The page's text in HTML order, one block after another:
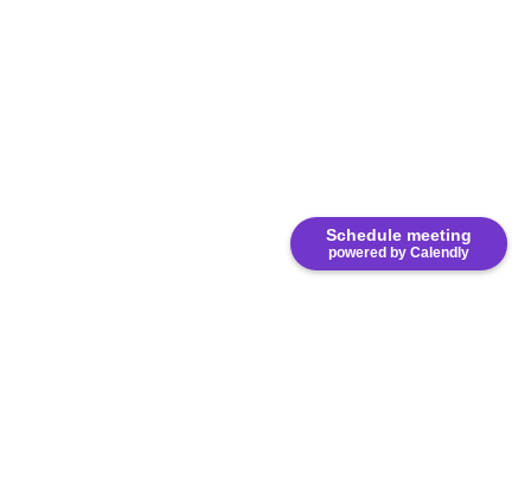
Schedule meeting
powered by Calendly